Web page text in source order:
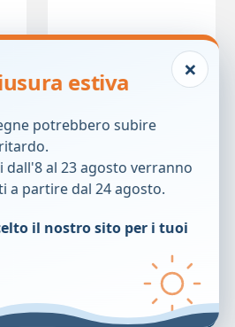
ANTHELIOS SHAKA
SPRAY 30 200ML
28,50€
28,50
×
estiva
potrebbero subire
al 23 agosto verranno
a partire dal 24 agosto.
il nostro sito per i tuoi